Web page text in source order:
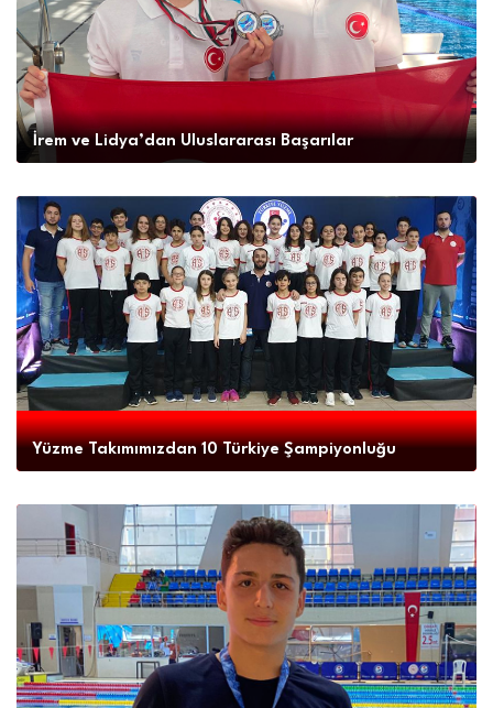
İrem ve Lidya’dan Uluslararası Başarılar
Yüzme Takımımızdan 10 Türkiye Şampiyonluğu